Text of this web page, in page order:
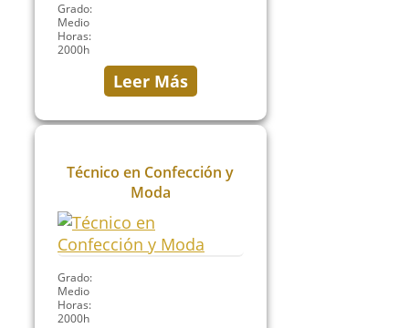
Grado:
Medio
Horas:
2000h
Leer Más
Técnico en Confección y
Moda
Grado:
Medio
Horas:
2000h